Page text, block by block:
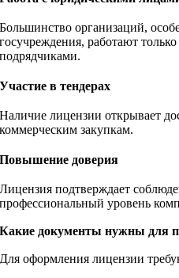
Большинство организаций,
госучреждения, работают
подрядчиками.
Участие в тендерах
Наличие лицензии открывает
коммерческим закупкам.
Повышение доверия
Лицензия подтверждает
профессиональный уровень
Какие документы нужны для
Для оформления лицензии